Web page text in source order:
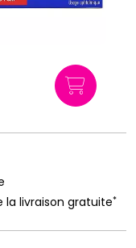
livraison gratuite*